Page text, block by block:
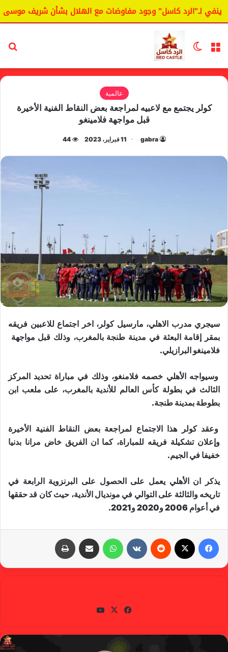
لـ"الرد كاسل" وجود مفاوضات مع الهلال بشأن شريف موسى.
القائمة الوضع المظلم
عالمية
كولر يجتمع مع لاعبيه لمراجعة بعض النقاط الفنية الأخيرة
قبل مواجهة فلامينغو
gabra 11 فبراير، 2023 44
سيجري مدرب ​الاهلي​، مارسيل ​كولر​، اخر اجتماع للاعبين فريقه
بمقر إقامة البعثة في مدينة طنجة بالمغرب، وذلك قبل مواجهة ​
فلامينغو​ البرازيلي.
وسيواجه الأهلي خصمه فلامنغو، وذلك في مباراة تحديد المركز
الثالث في بطولة ​كأس العالم للأندية​ بالمغرب، على ملعب ابن
بطوطة بمدينة طنجة.
وعقد كولر هذا الاجتماع لمراجعة بعض النقاط الفنية الأخيرة
وإعلان تشكيلة فريقه للمباراة، كما ان الفريق خاض مرانا بدنيا
خفيفا في الجيم.
يذكر ان الأهلي يعمل على الحصول على البرنزوية الرابعة في
تاريخه والثالثة على التوالي في مونديال الأندية، حيث كان قد حققها
في أعوام 2006 و2020 و2021.
واتساب
في
وك
X